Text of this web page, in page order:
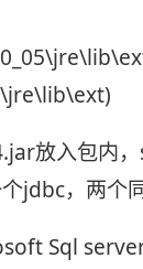
放入包内
jdbc，两个
Sql